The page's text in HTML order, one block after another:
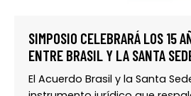
SIMPOSIO CELEBRARÁ LOS 15
ENTRE BRASIL Y LA SANTA
El Acuerdo Brasil y la Santa